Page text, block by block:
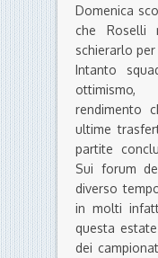
Domenica
che Roselli
schierarlo
Intanto
rendimento
ultime
partite
Sui forum
diverso
in molti
questa
dei